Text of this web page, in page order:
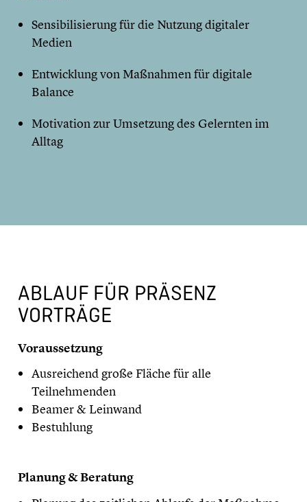
Sensibilisierung für die Nutzung digitaler
Medien
Entwicklung von Maßnahmen für digitale
Balance
Motivation zur Umsetzung des Gelernten im
Alltag
ABLAUF FÜR PRÄSENZ
VORTRÄGE
Voraussetzung
Ausreichend große Fläche für alle
Teilnehmenden
Beamer & Leinwand
Bestuhlung
Planung & Beratung